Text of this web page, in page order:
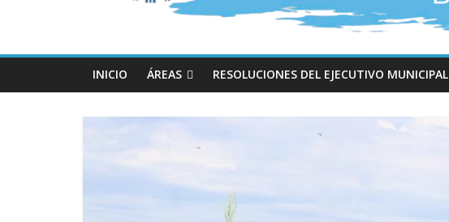
INICIO ÁREAS RESOLUCIONES DEL EJECUTIVO MUNICIPAL